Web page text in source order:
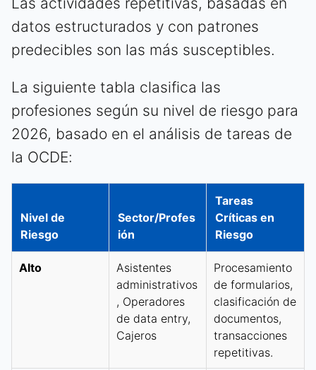
datos estructurados y con patrones
predecibles son las más susceptibles.
La siguiente tabla clasifica las
profesiones según su nivel de riesgo para
2026, basado en el análisis de tareas de
la OCDE:
Nivel de
Riesgo
Sector/Profes
ión
Tareas
Críticas en
Riesgo
Alto
Asistentes
administrativos
, Operadores
de data entry,
Cajeros
Procesamiento
de formularios,
clasificación de
documentos,
transacciones
repetitivas.